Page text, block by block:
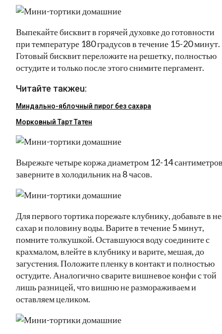
Выпекайте бисквит в горячей духовке до готовности
при температуре 180 градусов в течение 15-20 минут.
Готовый бисквит переложите на решетку, полностью
остудите и только после этого снимите пергамент.
Читайте такжеu:
Миндально-яблочный пирог без сахара
Морковный Тарт Татен
Вырежьте четыре коржа диаметром 12-14
заверните в холодильник на 8 часов.
Для первого тортика порежьте клубнику, добавьте в
сахар и половину воды. Варите в течение 5 минут,
помните толкушкой. Оставшуюся воду соедините с
крахмалом, влейте в клубнику и варите, мешая, до
загустения. Положите пленку в контакт и полностью
остудите. Аналогично сварите вишневое конфи с той
лишь разницей, что вишню не размораживаем и
оставляем целиком.